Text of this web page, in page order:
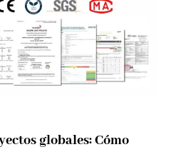
globales: Cómo